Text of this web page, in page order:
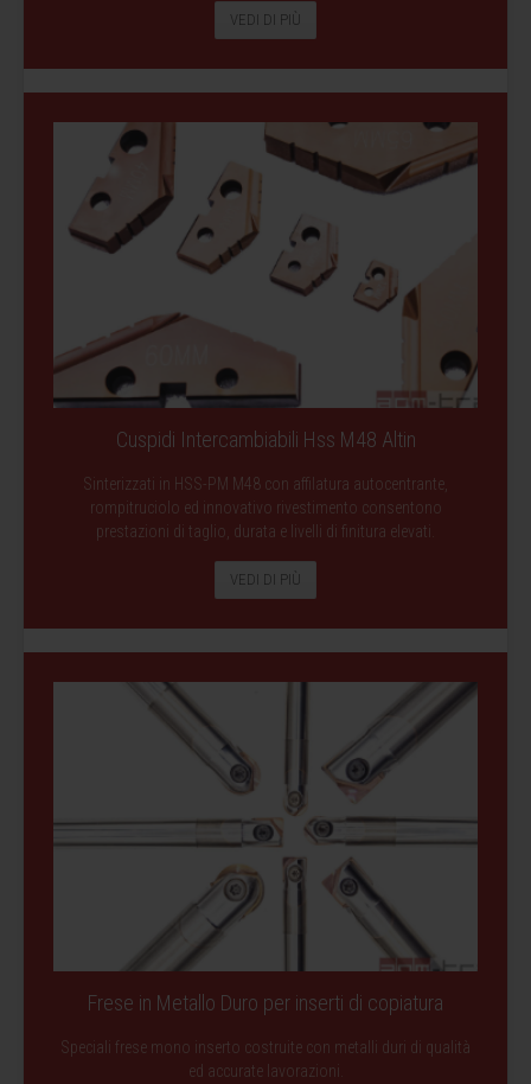
VEDI DI PIÙ
Cuspidi Intercambiabili Hss M48 Altin
Sinterizzati in HSS-PM M48 con affilatura autocentrante,
rompitruciolo ed innovativo rivestimento consentono
prestazioni di taglio, durata e livelli di finitura elevati.
VEDI DI PIÙ
Frese in Metallo Duro per inserti di copiatura
Speciali frese mono inserto costruite con metalli duri di qualità
ed accurate lavorazioni.